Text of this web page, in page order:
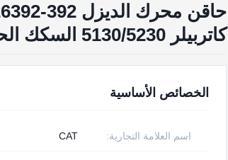
كاتربيلر 5130/5230 السكك الحديدية المشتركة
الخصائص الأساسية
اسم العلامة التجارية: CAT